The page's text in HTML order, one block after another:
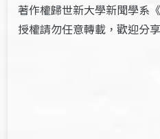
著作權歸世新大學新聞學系
授權請勿任意轉載，歡迎分